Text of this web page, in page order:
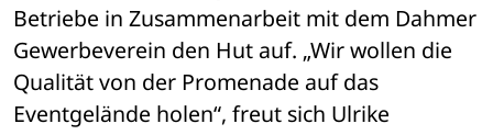
Betriebe in Zusammenarbeit mit dem Dahmer
Gewerbeverein den Hut auf. „Wir wollen die
Qualität von der Promenade auf das
Eventgelände holen“, freut sich Ulrike